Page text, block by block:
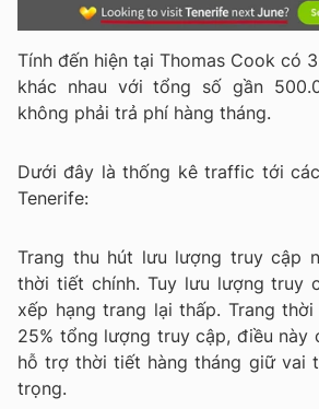
Tính đến hiện tại Thomas Cook có
khác nhau với tổng số gần
không phải trả phí hàng tháng.
Dưới đây là thống kê traffic tới
Tenerife:
Trang thu hút lưu lượng truy cập
thời tiết chính. Tuy lưu lượng truy
xếp hạng trang lại thấp. Trang
25% tổng lượng truy cập, điều này
hỗ trợ thời tiết hàng tháng giữ vai
trọng.